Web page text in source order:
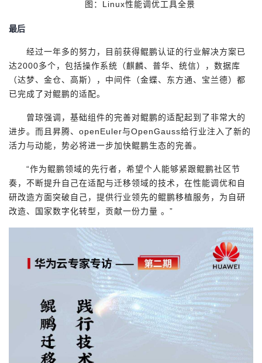
图：Linux性能调优工具全景
最后
经过一年多的努力，目前获得鲲鹏认证的行业解决方案已
达2000多个，包括操作系统（麒麟、普华、统信），数据库
（达梦、金仓、高斯），中间件（金蝶、东方通、宝兰德）都
已完成了对鲲鹏的适配。
曾琼强调，基础组件的完善对鲲鹏的适配起到了非常大的
进步。而且昇腾、openEuler与OpenGauss给行业注入了新的
活力与动能，势必将进一步加快鲲鹏生态的完善。
“作为鲲鹏领域的先行者，希望个人能够紧跟鲲鹏社区节
奏，不断提升自己在适配与迁移领域的技术，在性能调优和自
研改造方面突破自己，提供行业领先的鲲鹏移植服务，为自研
改造、国家数字化转型，贡献一份力量 。”